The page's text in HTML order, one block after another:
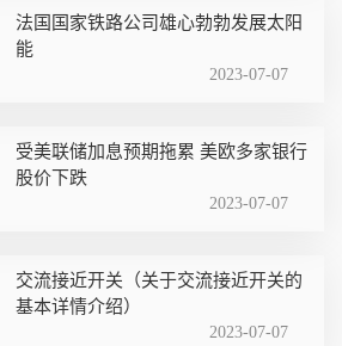
法国国家铁路公司雄心勃勃发展太阳
能
2023-07-07
受美联储加息预期拖累 美欧多家银行
股价下跌
2023-07-07
交流接近开关（关于交流接近开关的
基本详情介绍）
2023-07-07